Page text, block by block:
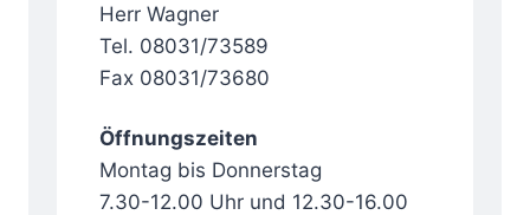
Herr Wagner
Tel. 08031/73589
Fax 08031/73680
Öffnungszeiten
Montag bis Donnerstag
7.30-12.00 Uhr und 12.30-16.00